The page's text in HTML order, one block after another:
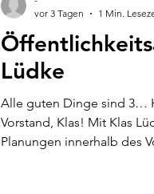
Lüdke
Alle guten Dinge sind 3…
Vorstand, Klas! Mit Klas
Planungen innerhalb des
vor 3 Tagen
1 Min.